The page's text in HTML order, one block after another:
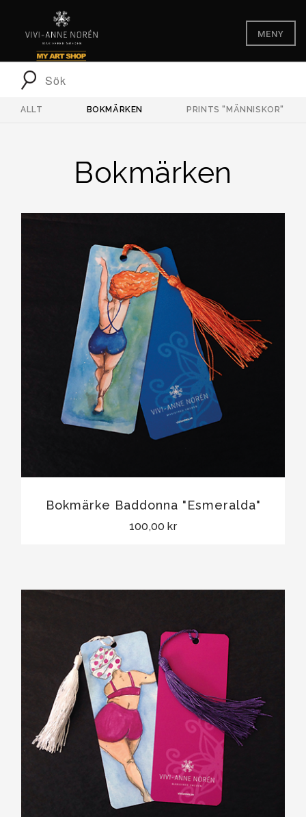
MENY
ALLT BOKMÄRKEN PRINTS "MÄNNISKOR"
Bokmärken
Bokmärke Baddonna "Esmeralda"
100,00 kr